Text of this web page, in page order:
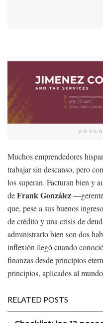
Muchos emprendedores
trabajar sin descanso, pero
los superan. Facturan bien y
deFrank González
que, pese a sus buenos
de crédito y una crisis de
administrarlo bien son dos
inflexión llegó cuando
finanzas desde principios
principios, aplicados al
RELATED POSTS